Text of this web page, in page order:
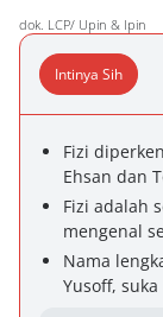
dok. LCP/ Upin & Ipin
Intinya Sih
Fizi
Ehsan dan
Fizi adalah
mengenal
Nama
Yusoff,